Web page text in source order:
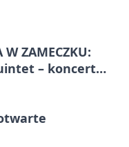
ZAMECZKU:
– koncert